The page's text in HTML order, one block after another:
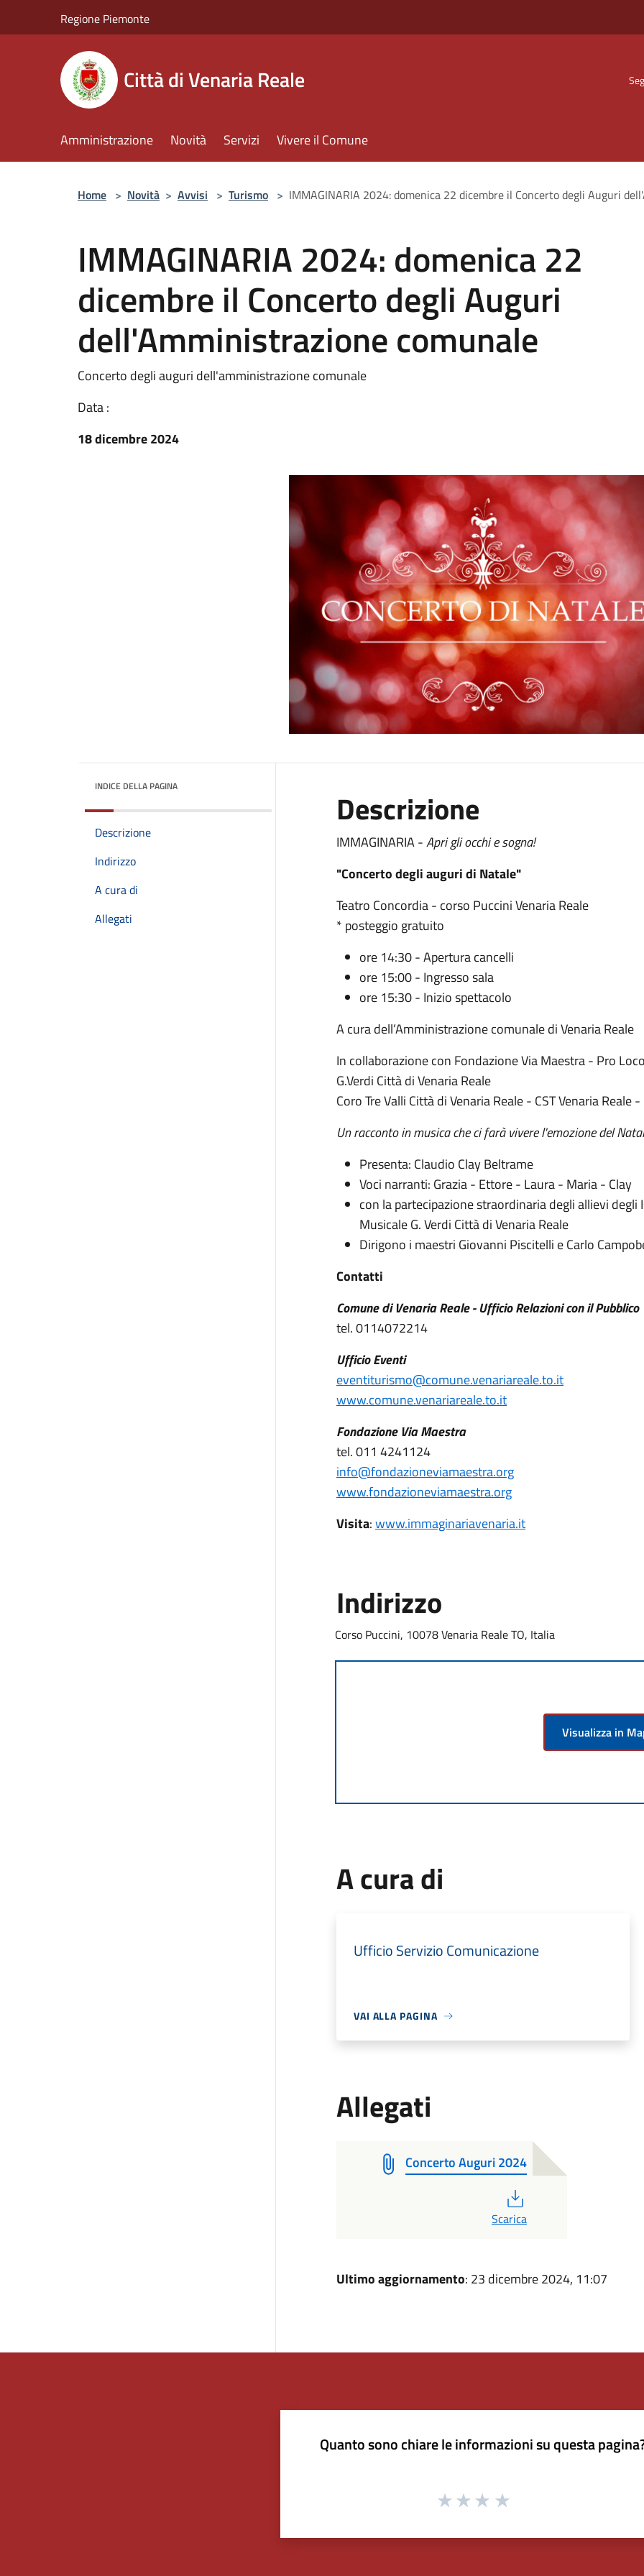
Regione Piemonte
Città di Venaria Reale
Amministrazione Novità Servizi Vivere il Comune
Home > Novità > Avvisi > Turismo > IMMAGINARIA 2024: domenica 22 dicembre il Concerto degli Auguri
IMMAGINARIA 2024: domenica 22
dicembre il Concerto degli Auguri
dell'Amministrazione comunale
Concerto degli auguri dell'amministrazione comunale
Data :
18 dicembre 2024
INDICE DELLA PAGINA
Descrizione
Indirizzo
A cura di
Allegati
Descrizione
IMMAGINARIA -Apri gli occhi e sogna!
"Concerto degli auguri di Natale"
Teatro Concordia - corso Puccini Venaria Reale
* posteggio gratuito
ore 14:30 - Apertura cancelli
ore 15:00 - Ingresso sala
ore 15:30 - Inizio spettacolo
A cura dell’Amministrazione comunale di Venaria Reale
In collaborazione con Fondazione Via Maestra - Pro
G.Verdi Città di Venaria Reale
Coro Tre Valli Città di Venaria Reale - CST Venaria
Un racconto in musica che ci farà vivere l'emozione del
Presenta: Claudio Clay Beltrame
Voci narranti: Grazia - Ettore - Laura - Maria - Clay
con la partecipazione straordinaria degli allievi
Musicale G. Verdi Città di Venaria Reale
Dirigono i maestri Giovanni Piscitelli e Carlo
Contatti
Comune di Venaria Reale - Ufficio Relazioni con il Pubblico
tel. 0114072214
Ufficio Eventi
eventiturismo@comune.venariareale.to.it
www.comune.venariareale.to.it
Fondazione Via Maestra
tel. 011 4241124
info@fondazioneviamaestra.org
www.fondazioneviamaestra.org
Visita:www.immaginariavenaria.it
Indirizzo
Corso Puccini, 10078 Venaria Reale TO, Italia
Visualizza in
A cura di
Ufficio Servizio Comunicazione
VAI ALLA PAGINA
Allegati
Concerto Auguri 2024
Scarica
Ultimo aggiornamento: 23 dicembre 2024, 11:07
Quanto sono chiare le informazioni su questa